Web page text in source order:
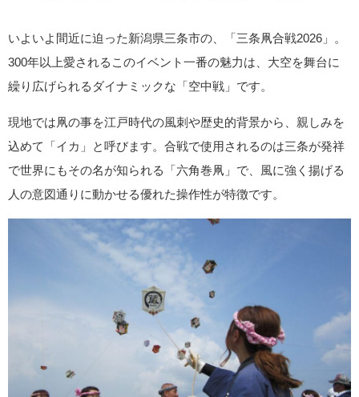
いよいよ間近に迫った新潟県三条市の、「三条凧合戦2026」。
300年以上愛されるこのイベント一番の魅力は、大空を舞台に
繰り広げられるダイナミックな「空中戦」です。
現地では凧の事を江戸時代の風刺や歴史的背景から、親しみを
込めて「イカ」と呼びます。合戦で使用されるのは三条が発祥
で世界にもその名が知られる「六角巻凧」で、風に強く揚げる
人の意図通りに動かせる優れた操作性が特徴です。